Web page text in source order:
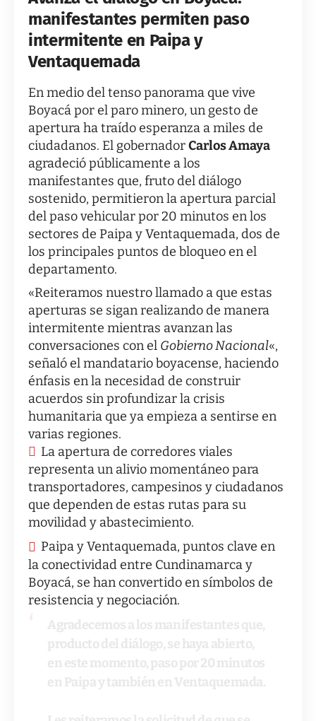
manifestantes permiten paso
intermitente en Paipa y
Ventaquemada
En medio del tenso panorama que vive
Boyacá por el paro minero, un gesto de
apertura ha traído esperanza a miles de
ciudadanos. El gobernadorCarlos Amaya
agradeció públicamente a los
manifestantes que, fruto del diálogo
sostenido, permitieron la apertura parcial
del paso vehicular por 20 minutos en los
sectores de Paipa y Ventaquemada, dos de
los principales puntos de bloqueo en el
departamento.
«Reiteramos nuestro llamado a que estas
aperturas se sigan realizando de manera
intermitente mientras avanzan las
conversaciones con el Gobierno Nacional«,
señaló el mandatario boyacense, haciendo
énfasis en la necesidad de construir
acuerdos sin profundizar la crisis
humanitaria que ya empieza a sentirse en
varias regiones.
La apertura de corredores viales
representa un alivio momentáneo para
transportadores, campesinos y ciudadanos
que dependen de estas rutas para su
movilidad y abastecimiento.
Paipa y Ventaquemada, puntos clave en
la conectividad entre Cundinamarca y
Boyacá, se han convertido en símbolos de
resistencia y negociación.